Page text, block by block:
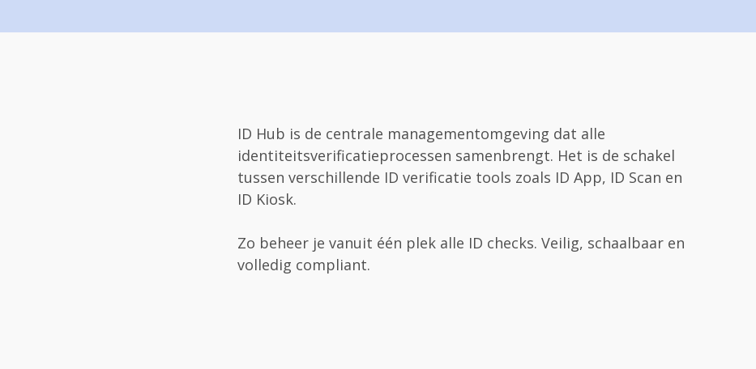
ID Hub is de centrale managementomgeving dat alle
identiteitsverificatieprocessen samenbrengt. Het is de schakel
tussen verschillende ID verificatie tools zoals ID App, ID Scan en
ID Kiosk.
Zo beheer je vanuit één plek alle ID checks. Veilig, schaalbaar en
volledig compliant.